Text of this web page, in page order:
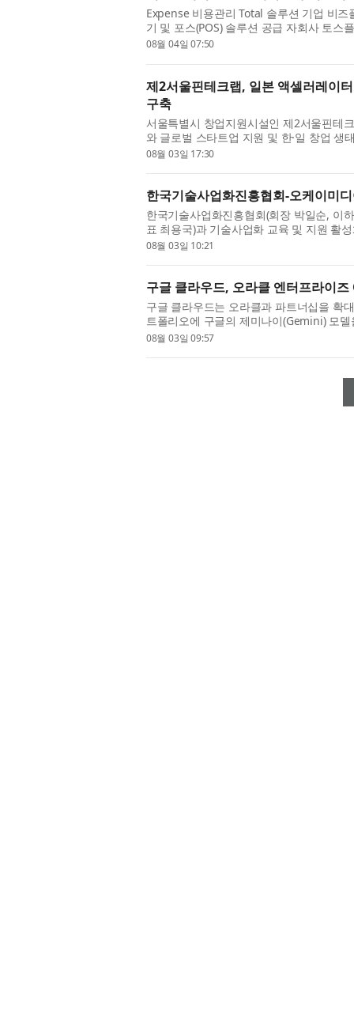
Expense 비용관리 Total 솔루션 기업 비
기 및 포스(POS) 솔루션 공급 자회사 토스
스 활성화 및 기업 비용관리 사업 협력을
08월 04일 07:50
제2서울핀테크랩, 일본 액셀러레이
구축
서울특별시 창업지원시설인 제2서울핀테
와 글로벌 스타트업 지원 및 한·일 창업 생
양 기관은 이번 협약을 통해 양국 스타트
08월 03일 17:30
한국기술사업화진흥협회-오케이미
한국기술사업화진흥협회(회장 박일순, 이
표 최용국)과 기술사업화 교육 및 지원 활
날 협약식에는 오케이미디어그룹 최용국
08월 03일 10:21
구글 클라우드, 오라클 엔터프라이
구글 클라우드는 오라클과 파트너십을 확
트폴리오에 구글의 제미나이(Gemini) 모
인프라스트럭처(OCI) 엔터프라이즈 AI를
08월 03일 09:57